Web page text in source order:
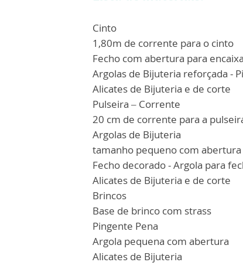
Cinto
1,80m de corrente para o cinto
Fecho com abertura para
Argolas de Bijuteria reforçada -
Alicates de Bijuteria e de corte
Pulseira – Corrente
20 cm de corrente para a
Argolas de Bijuteria
tamanho pequeno com abertura
Fecho decorado - Argola para
Alicates de Bijuteria e de corte
Brincos
Base de brinco com strass
Pingente Pena
Argola pequena com abertura
Alicates de Bijuteria